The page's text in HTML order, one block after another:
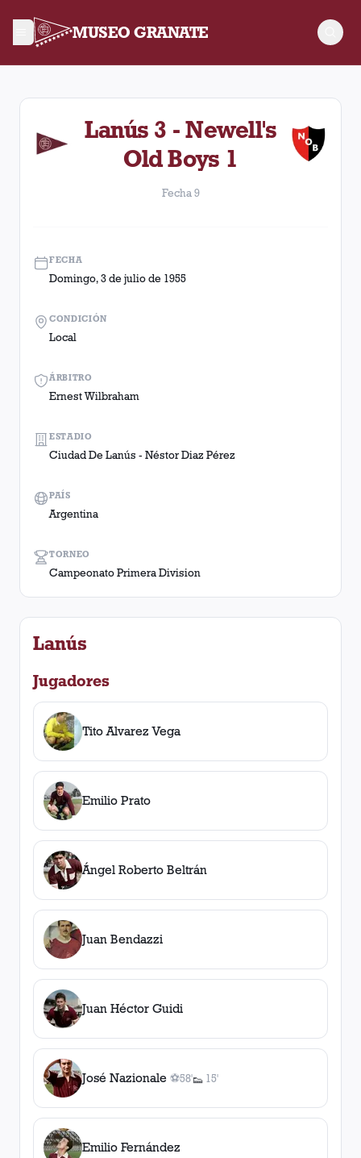
MUSEO GRANATE
Fecha 9. Partido entre Lanús y Newell's Old Boys
Lanús 3 - Newell's
Old Boys 1
Fecha 9
FECHA
Domingo, 3 de julio de 1955
ÁRBITRO
Ernest Wilbraham
TORNEO
Campeonato Primera Division
CONDICIÓN
Local
ESTADIO
Ciudad De Lanús - Néstor Diaz Pérez
PAÍS
Argentina
Lanús
Jugadores
Tito Alvarez Vega
Emilio Prato
Ángel Roberto Beltrán
Juan Bendazzi
Juan Héctor Guidi
José Nazionale ⚽
1gol, 58'
58'👟
1asistencia
15'
Emilio Fernández